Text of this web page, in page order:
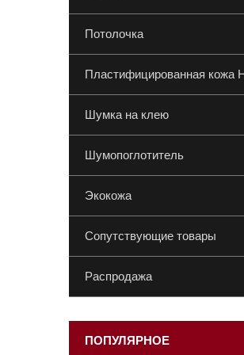
Потолочка
Пластифицированная кожа
Шумка на клею
Шумопоглотитель
Экокожа
Сопутствующие товары
Распродажа
ПОПУЛЯРНОЕ